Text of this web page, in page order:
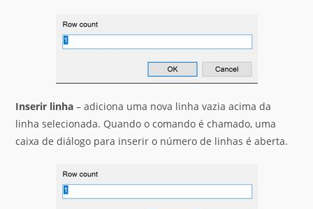
Inserir linha – adiciona uma nova linha vazia acima da
linha selecionada. Quando o comando é chamado, uma
caixa de diálogo para inserir o número de linhas é aberta.